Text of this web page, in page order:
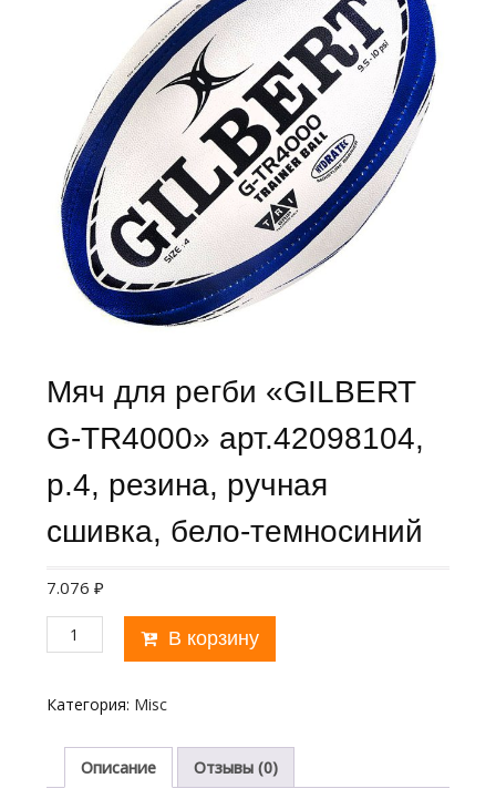
Мяч для регби «GILBERT
G-TR4000» арт.42098104,
р.4, резина, ручная
сшивка, бело-темносиний
7.076 ₽
Количество
товара
для
"GILBERT
TR4000"
В корзину
Категория: Misc
Описание Отзывы (0)